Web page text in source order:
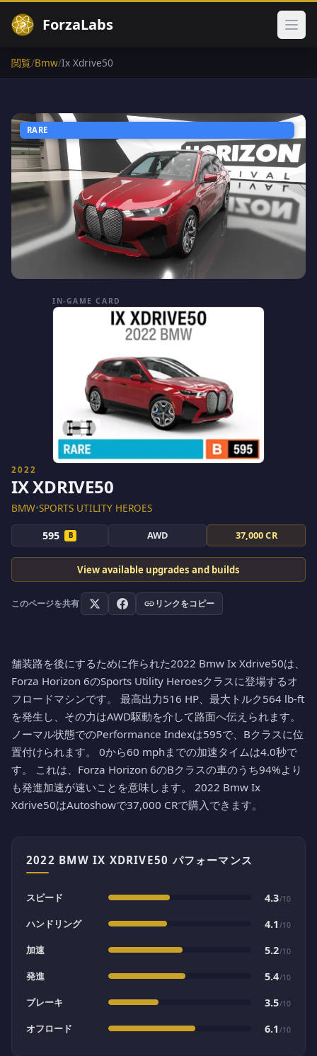
ForzaLabs メイ
閲覧/Bmw/Ix Xdrive50
RARE
IN-GAME CARD
2022
IX XDRIVE50
BMW•SPORTS UTILITY HEROES
595 B AWD 37,000 CR
View available upgrades and builds
このページを共有 リンクをコピー
舗装路を後にするために作られた2022 Bmw Ix Xdrive50は、
Forza Horizon 6のSports Utility Heroesクラスに登場するオ
フロードマシンです。 最高出力516 HP、最大トルク564 lb-ft
を発生し、その力はAWD駆動を介して路面へ伝えられます。
ノーマル状態でのPerformance Indexは595で、Bクラスに位
置付けられます。 0から60 mphまでの加速タイムは4.0秒で
す。 これは、Forza Horizon 6のBクラスの車のうち94%より
も発進加速が速いことを意味します。 2022 Bmw Ix
Xdrive50はAutoshowで37,000 CRで購入できます。
2022 BMW IX XDRIVE50 パフォーマンス
スピード 4.3/10
ハンドリング 4.1 /10
加速 5.2/10
発進 5.4/10
ブレーキ 3.5/10
オフロード 6.1 /10